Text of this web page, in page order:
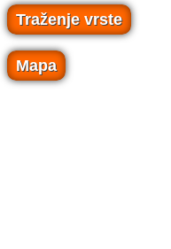
Traženje vrste
Mapa